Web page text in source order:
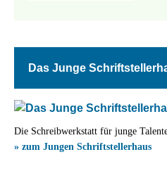
Das Junge
Die Schreibwerkstatt für junge
» zum Jungen Schriftstellerhaus